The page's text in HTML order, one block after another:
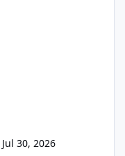
Jul 30, 2026